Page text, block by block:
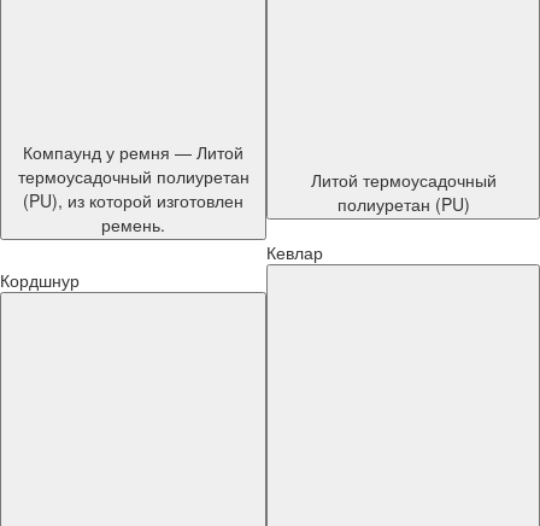
Компаунд у ремня — Литой
термоусадочный полиуретан
(PU), из которой изготовлен
ремень.
Литой термоусадочный
полиуретан (PU)
Кордшнур
Кевлар